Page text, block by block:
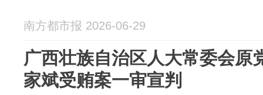
南方都市报 2026-06-29
广西壮族自治区人大常委会原
家斌受贿案一审宣判